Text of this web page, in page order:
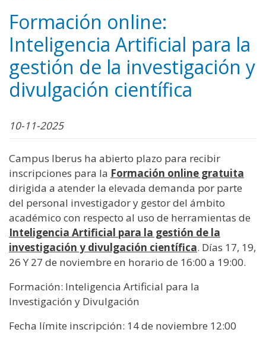
WhatsApp
Facebook
Bluesky
LinkedIn
Share
Formación online:
Inteligencia Artificial para la
gestión de la investigación y
divulgación científica
10-11-2025
Campus Iberus ha abierto plazo para recibir
inscripciones para la Formación online gratuita
dirigida a atender la elevada demanda por parte
del personal investigador y gestor del ámbito
académico con respecto al uso de herramientas de
Inteligencia Artificial para la gestión de la
investigación y divulgación científica. Días 17, 19,
26 Y 27 de noviembre en horario de 16:00 a 19:00.
Formación: Inteligencia Artificial para la
Investigación y Divulgación
Fecha límite inscripción: 14 de noviembre 12:00